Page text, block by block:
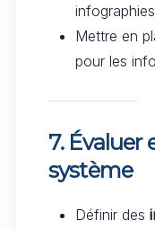
Mettre en
pour les
7. Évaluer
système
Définir des